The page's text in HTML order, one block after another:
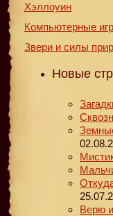
Хэллоуин
Компьютерные
Звери и силы
Новые
Верю